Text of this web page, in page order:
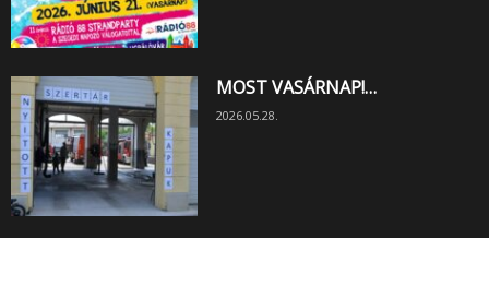
MOST VASÁRNAP!…
2026.05.28.